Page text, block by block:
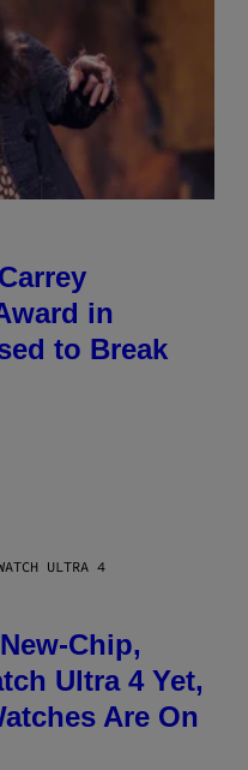
in
to Break
ULTRA 4
Chip,
Ultra 4 Yet,
Are On